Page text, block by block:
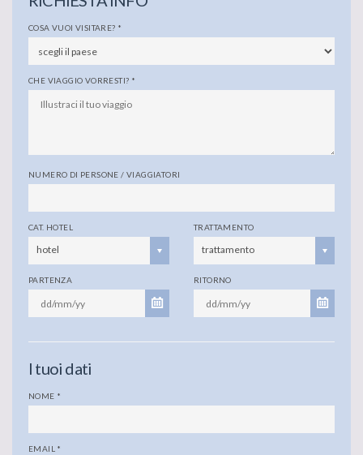
COSA VUOI VISITARE? *
CHE VIAGGIO VORRESTI? *
NUMERO DI PERSONE / VIAGGIATORI
CAT. HOTEL
hotel
TRATTAMENTO
trattamento
PARTENZA RITORNO
I tuoi dati
NOME *
EMAIL *